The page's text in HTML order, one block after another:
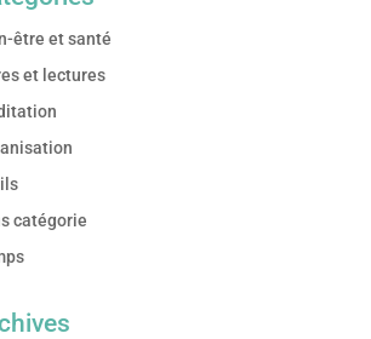
être et santé
et lectures
catégorie